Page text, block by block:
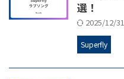
選！
2025/12/31
Superfly